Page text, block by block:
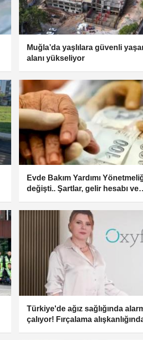
Muğla’da yaşlılara güvenli
alanı yükseliyor
Evde Bakım Yardımı
değişti.. Şartlar, gelir hesabı ve
Türkiye'de ağız sağlığında
çalıyor! Fırçalama